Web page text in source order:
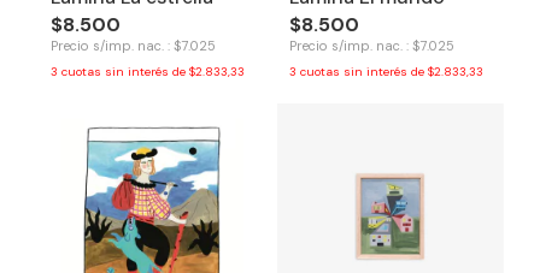
$8.500
Precio s/imp. nac. : $7.025
3 cuotas sin interés de $2.833,33
$8.500
Precio s/imp. nac. : $7.025
3 cuotas sin interés de $2.833,33